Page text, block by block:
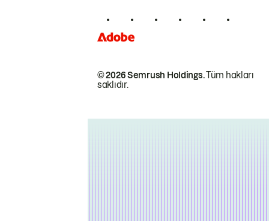
© 2026 Semrush Holdings.Tüm hakları
saklıdır.